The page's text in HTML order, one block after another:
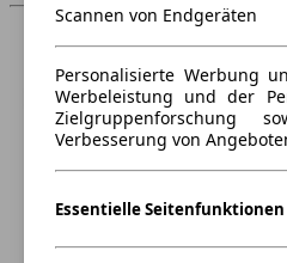
Scannen von Endgeräten
Personalisierte Werbung
Werbeleistung und der
Zielgruppenforschung
Verbesserung von
Essentielle Seitenfunktionen